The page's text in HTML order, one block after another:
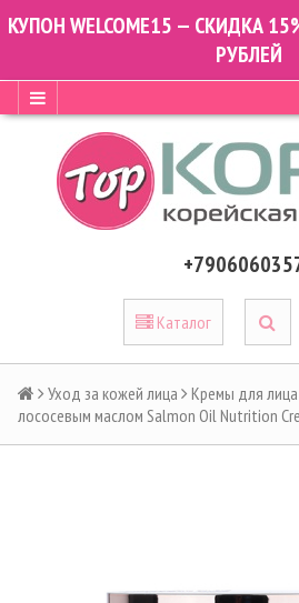
КУПОН WELCOME15 — СКИДКА
РУБЛЕЙ
Каталог
Уход за кожей лица Кремы для лица
лососевым маслом Salmon Oil Nutrition